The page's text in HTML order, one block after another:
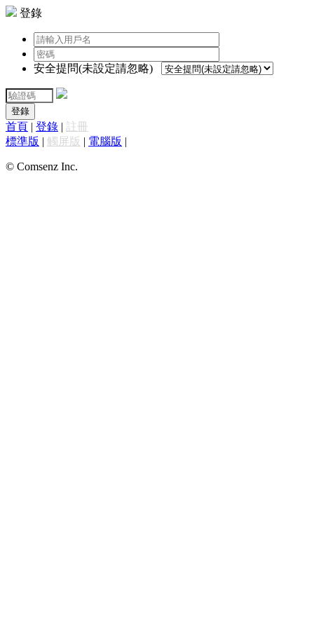
登錄
安全提問(未設定請忽略)
登錄
首頁 | 登錄 | 註冊
標準版 | 觸屏版 | 電腦版 |
© Comsenz Inc.